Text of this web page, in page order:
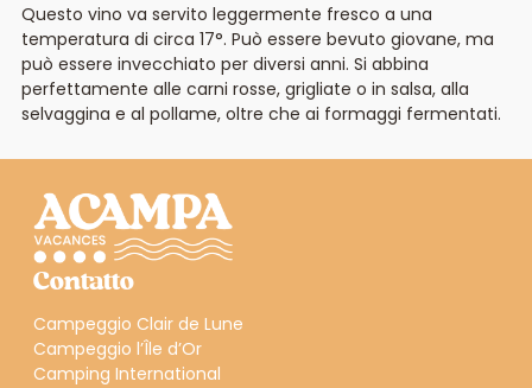
Questo vino va servito leggermente fresco a una
temperatura di circa 17°. Può essere bevuto giovane, ma
può essere invecchiato per diversi anni. Si abbina
perfettamente alle carni rosse, grigliate o in salsa, alla
selvaggina e al pollame, oltre che ai formaggi fermentati.
Contatto
Campeggio Clair de Lune
Campeggio l’Île d’Or
Camping International